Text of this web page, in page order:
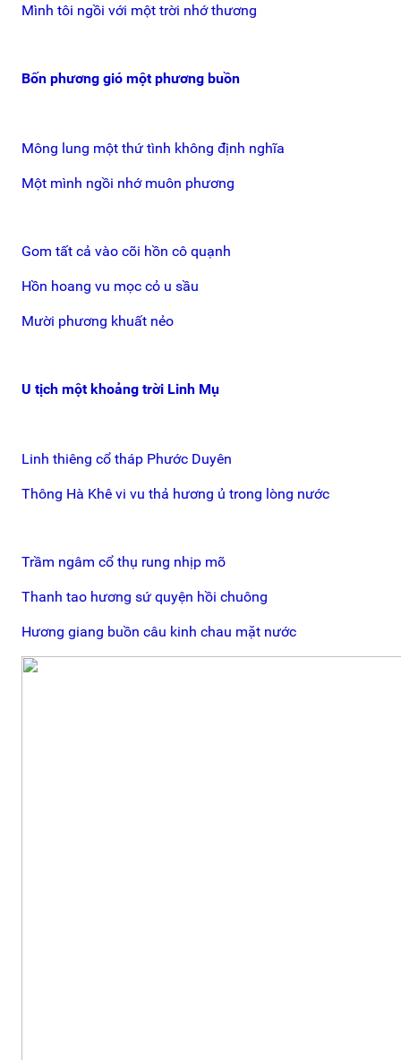
Mình tôi ngồi với một trời nhớ thương
Bốn phương gió một phương buồn
Mông lung một thứ tình không định nghĩa
Một mình ngồi nhớ muôn phương
Gom tất cả vào cõi hồn cô quạnh
Hồn hoang vu mọc cỏ u sầu
Mười phương khuất nẻo
U tịch một khoảng trời Linh Mụ
Linh thiêng cổ tháp Phước Duyên
Thông Hà Khê vi vu thả hương ủ trong lòng nước
Trầm ngâm cổ thụ rung nhịp mõ
Thanh tao hương sứ quyện hồi chuông
Hương giang buồn câu kinh chau mặt nước